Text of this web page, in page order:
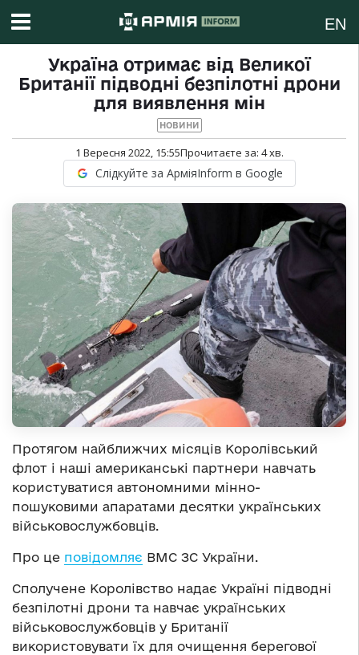
EN
Україна отримає від Великої
Британії підводні безпілотні дрони
для виявлення мін
НОВИНИ
1 Вересня 2022, 15:55Прочитаєте за: 4хв.
Слідкуйте за АрміяInform в Google
Протягом найближчих місяців Королівський
флот і наші американські партнери навчать
користуватися автономними мінно-
пошуковими апаратами десятки українських
військовослужбовців.
Про це повідомляє ВМС ЗС України.
Сполучене Королівство надає Україні підводні
безпілотні дрони та навчає українських
військовослужбовців у Британії
використовувати їх для очищення берегової